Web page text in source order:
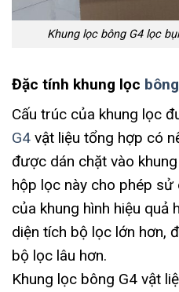
Khung lọc bông G4 lọc
Đặc tính khung lọc
Cấu trúc của khung lọc
G4 vật liệu tổng hợp có
được dán chặt vào
hộp lọc này cho phép
của khung hình hiệu
diện tích bộ lọc lớn hơn,
bộ lọc lâu hơn.
Khung lọc bông G4 vật